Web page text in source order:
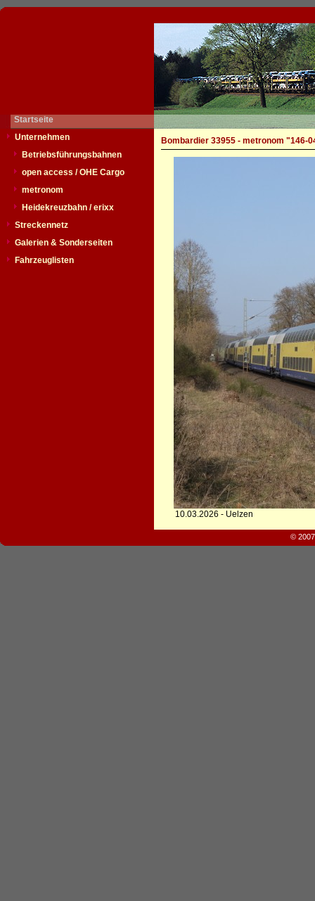
Startseite
Unternehmen
Betriebsführungsbahnen
open access / OHE Cargo
metronom
Heidekreuzbahn / erixx
Streckennetz
Galerien & Sonderseiten
Fahrzeuglisten
Bombardier 33955 - metronom "146-
10.03.2026 - Uelzen
©